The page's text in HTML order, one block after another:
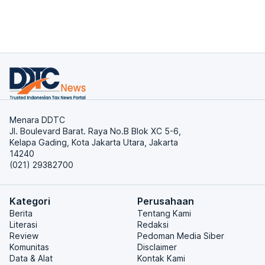
Menara DDTC
Jl. Boulevard Barat. Raya No.B Blok XC 5-6,
Kelapa Gading, Kota Jakarta Utara, Jakarta
14240
(021) 29382700
Kategori
Berita
Literasi
Review
Komunitas
Data & Alat
Perusahaan
Tentang Kami
Redaksi
Pedoman Media Siber
Disclaimer
Kontak Kami